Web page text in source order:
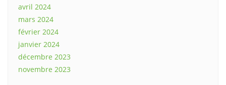
avril 2024
mars 2024
février 2024
janvier 2024
décembre 2023
novembre 2023